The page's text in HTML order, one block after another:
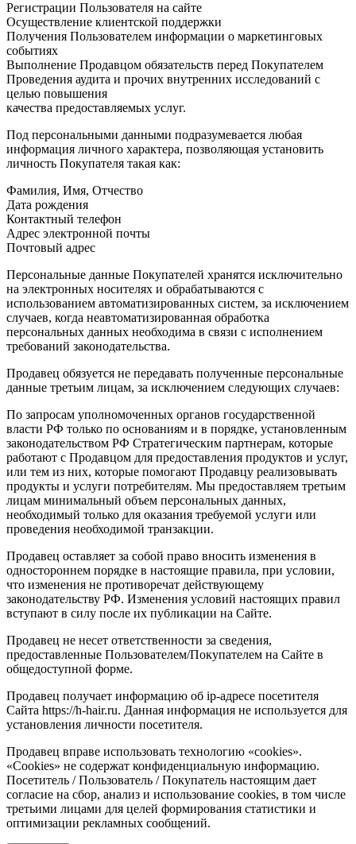
Регистрации Пользователя на сайте
Осуществление клиентской поддержки
Получения Пользователем информации о маркетинговых
событиях
Выполнение Продавцом обязательств перед Покупателем
Проведения аудита и прочих внутренних исследований с
целью повышения
качества предоставляемых услуг.
Под персональными данными подразумевается любая
информация личного характера, позволяющая установить
личность Покупателя такая как:
Фамилия, Имя, Отчество
Дата рождения
Контактный телефон
Адрес электронной почты
Почтовый адрес
Персональные данные Покупателей хранятся исключительно
на электронных носителях и обрабатываются с
использованием автоматизированных систем, за исключением
случаев, когда неавтоматизированная обработка
персональных данных необходима в связи с исполнением
требований законодательства.
Продавец обязуется не передавать полученные персональные
данные третьим лицам, за исключением следующих случаев:
По запросам уполномоченных органов государственной
власти РФ только по основаниям и в порядке, установленным
законодательством РФ Стратегическим партнерам, которые
работают с Продавцом для предоставления продуктов и услуг,
или тем из них, которые помогают Продавцу реализовывать
продукты и услуги потребителям. Мы предоставляем третьим
лицам минимальный объем персональных данных,
необходимый только для оказания требуемой услуги или
проведения необходимой транзакции.
Продавец оставляет за собой право вносить изменения в
одностороннем порядке в настоящие правила, при условии,
что изменения не противоречат действующему
законодательству РФ. Изменения условий настоящих правил
вступают в силу после их публикации на Сайте.
Продавец не несет ответственности за сведения,
предоставленные Пользователем/Покупателем на Сайте в
общедоступной форме.
Продавец получает информацию об ip-адресе посетителя
Сайта https://h-hair.ru. Данная информация не используется для
установления личности посетителя.
Продавец вправе использовать технологию «cookies».
«Cookies» не содержат конфиденциальную информацию.
Посетитель / Пользователь / Покупатель настоящим дает
согласие на сбор, анализ и использование cookies, в том числе
третьими лицами для целей формирования статистики и
оптимизации рекламных сообщений.